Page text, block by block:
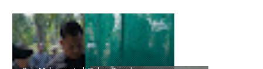
Sisa Makanan Jadi Pakan Ternak, Wabup Asahan Apresiasi
Inovasi KKN UGM